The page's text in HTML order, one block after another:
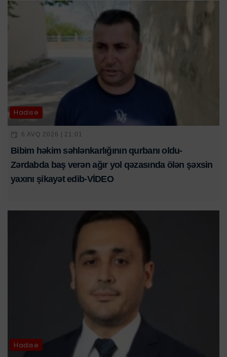
Hadisə
6 AVQ 2026 | 21:01
Bibim həkim səhlənkarlığının qurbanı oldu-
Zərdabda baş verən ağır yol qəzasında ölən şəxsin
yaxını şikayət edib-VİDEO
Hadisə